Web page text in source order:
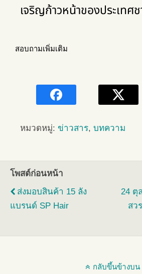
เจริญก้าวหน้าของประเทศ
สอบถามเพิ่มเติม
หมวดหมู่: ข่าวสาร, บทความ
โพสต์ก่อนหน้า
ส่งมอบสินค้า 15 ลัง
แบรนด์ SP Hair
24 ตุ
สว
กลับขึ้นข้างบน